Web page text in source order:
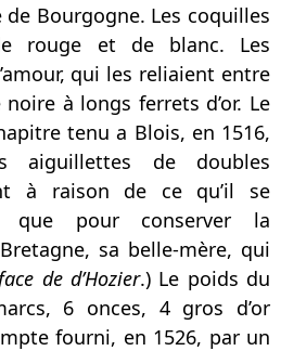
de Bourgogne. Les coquilles
rouge et de blanc. Les
qui les reliaient entre
à longs ferrets d’or. Le
tenu a Blois, en 1516,
aiguillettes de doubles
à raison de ce qu’il se
que pour conserver la
sa belle-mère, qui
de d’Hozier.) Le poids du
6 onces, 4 gros d’or
fourni, en 1526, par un